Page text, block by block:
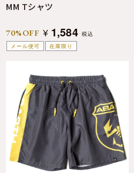
メール便可 在庫限り
MM Tシャツ
70%OFF ¥ 1,584 税込